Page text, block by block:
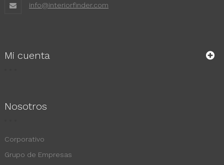
info@interiorfinder.com
Mi cuenta
Nosotros
Corporativo
Grupo de Empresas